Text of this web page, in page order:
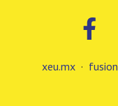
xeu.mx ·